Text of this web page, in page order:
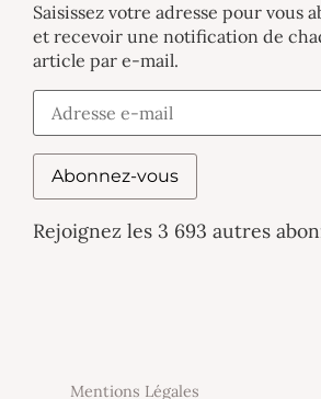
Saisissez votre adresse pour vous
et recevoir une notification de
article par e-mail.
Abonnez-vous
Rejoignez les 3 693 autres
Mentions Légales